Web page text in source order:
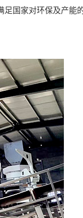
国家对环保及产能的